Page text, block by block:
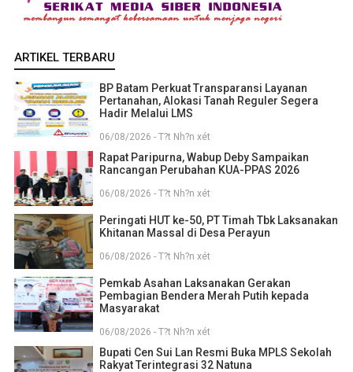
ARTIKEL TERBARU
BP Batam Perkuat Transparansi Layanan
Pertanahan, Alokasi Tanah Reguler Segera
Hadir Melalui LMS
06/08/2026 - T?t Nh?n xét
Rapat Paripurna, Wabup Deby Sampaikan
Rancangan Perubahan KUA-PPAS 2026
06/08/2026 - T?t Nh?n xét
Peringati HUT ke-50, PT Timah Tbk Laksanakan
Khitanan Massal di Desa Perayun
06/08/2026 - T?t Nh?n xét
Pemkab Asahan Laksanakan Gerakan
Pembagian Bendera Merah Putih kepada
Masyarakat
06/08/2026 - T?t Nh?n xét
Bupati Cen Sui Lan Resmi Buka MPLS Sekolah
Rakyat Terintegrasi 32 Natuna